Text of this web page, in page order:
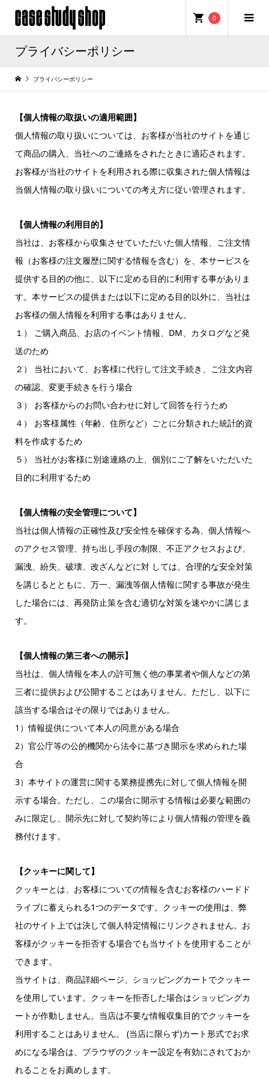
0
プライバシーポリシー
プライバシーポリシー
【個人情報の取扱いの適用範囲】
個人情報の取り扱いについては、お客様が当社のサイトを通じ
て商品の購入、当社へのご連絡をされたときに適応されます。
お客様が当社のサイトを利用される際に収集された個人情報は
当個人情報の取り扱いについての考え方に従い管理されます。
【個人情報の利用目的】
当社は、お客様から収集させていただいた個人情報、ご注文情
報（お客様の注文履歴に関する情報を含む）を、本サービスを
提供する目的の他に、以下に定める目的に利用する事がありま
す。本サービスの提供または以下に定める目的以外に、当社は
お客様の個人情報を利用する事はありません。
１） ご購入商品、お店のイベント情報、DM、カタログなど発
送のため
２） 当社において、お客様に代行して注文手続き、ご注文内容
の確認、変更手続きを行う場合
３） お客様からのお問い合わせに対して回答を行うため
４） お客様属性（年齢、住所など）ごとに分類された統計的資
料を作成するため
５） 当社がお客様に別途連絡の上、個別にご了解をいただいた
目的に利用するため
【個人情報の安全管理について】
当社は個人情報の正確性及び安全性を確保する為、個人情報へ
のアクセス管理、持ち出し手段の制限、不正アクセスおよび、
漏洩、紛失、破壊、改ざんなどに対 しては、合理的な安全対策
を講じるとともに、万一、漏洩等個人情報に関する事故が発生
した場合には、再発防止策を含む適切な対策を速やかに講じま
す。
【個人情報の第三者への開示】
当社は、個人情報を本人の許可無く他の事業者や個人などの第
三者に提供および公開することはありません。ただし、以下に
該当する場合はその限りではありません。
1）情報提供について本人の同意がある場合
2）官公庁等の公的機関から法令に基づき開示を求められた場
合
3）本サイトの運営に関する業務提携先に対して個人情報を開
示する場合。ただし、この場合に開示する情報は必要な範囲の
みに限定し、開示先に対して契約等により個人情報の管理を義
務付けます。
【クッキーに関して】
クッキーとは、お客様についての情報を含むお客様のハードド
ライブに蓄えられる1つのデータです。クッキーの使用は、弊
社のサイト上では決して個人特定情報にリンクされません。お
客様がクッキーを拒否する場合でも当サイトを使用することが
できます。
当サイトは、商品詳細ページ、ショッピングカートでクッキー
を使用しています。クッキーを拒否した場合はショッピングカ
ートが作動しません。当店は不要な情報収集目的でクッキーを
利用することはありません。 (当店に限らず)カート形式でお求
めになる場合は、ブラウザのクッキー設定を有効にされておか
れることをお薦めします。